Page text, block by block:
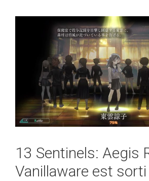
13 Sentinels: Aegis
Vanillaware est sorti